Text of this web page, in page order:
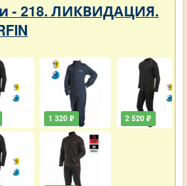
- 218. ЛИКВИДАЦИЯ.
1 320 ₽ 2 520 ₽